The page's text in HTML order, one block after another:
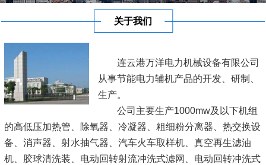
关于我们
连云港万洋电力机械设备有限公司
从事节能电力辅机产品的开发、研制、
生产。
公司主要生产1000mw及以下机组
的高低压加热管、除氧器、冷凝器、粗细粉分离器、热交换设
备、消声器、射水抽气器、汽车火车取样机、真空再生滤油
机、胶球清洗装、电动回转射流冲洗式滤网、电动回转冲洗式